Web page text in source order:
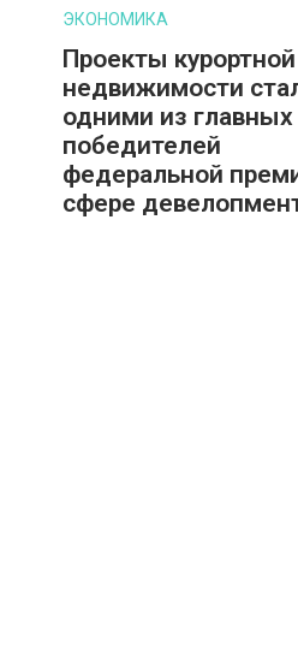
ЭКОНОМИКА
Проекты курортной
недвижимости
одними из главных
победителей
федеральной
сфере